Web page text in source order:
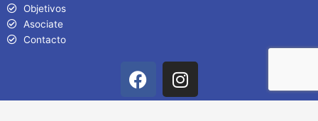
Objetivos
Asociate
Contacto
F
a
c
I
n
s